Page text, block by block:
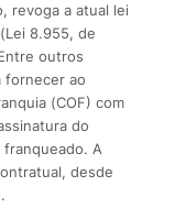
revoga a atual lei
8.955, de
outros
fornecer ao
(COF) com
do
A
desde